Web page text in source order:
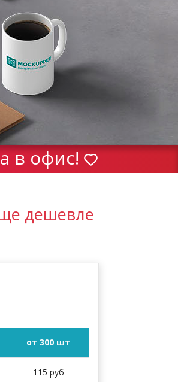
в офис!
дешевле
от 300 шт
115 руб